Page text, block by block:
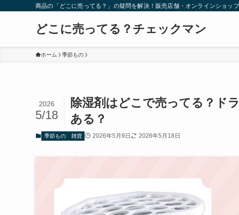
商品の「どこに売ってる？」の疑問を解決！販売店舗・オンラインショッ
どこに売ってる？チェックマン
ホーム 季節もの
除湿剤はどこで売ってる？ド
ある？
2026
5/18
季節もの 雑貨 2026年5月9日 2026年5月18日